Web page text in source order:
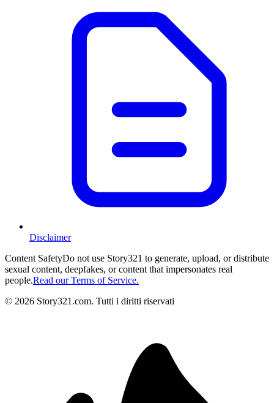
Disclaimer
Content SafetyDo not use Story321 to generate, upload, or distribute
sexual content, deepfakes, or content that impersonates real
people.Read our Terms of Service.
© 2026 Story321.com. Tutti i diritti riservati